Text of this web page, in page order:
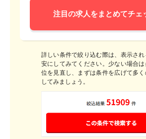
注目の求人をまとめてチェ
詳しい条件で絞り込む際は、表示され
安にしてみてください。 少ない場合
位を見直し、まずは条件を広げて多
してみましょう。